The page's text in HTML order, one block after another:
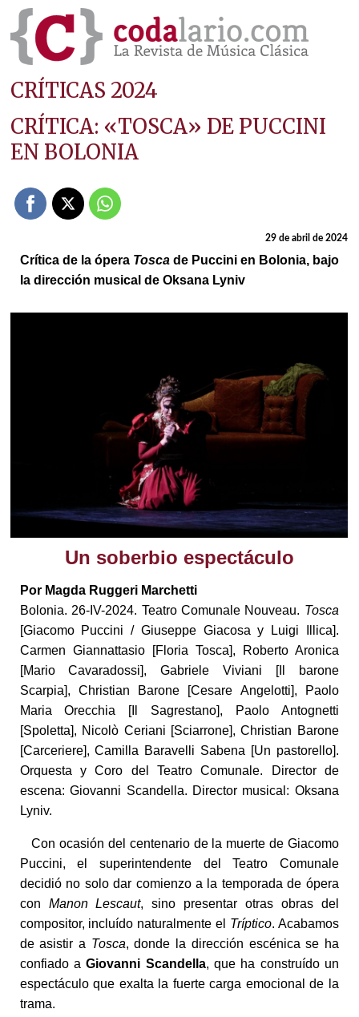
CRÍTICAS 2024
CRÍTICA: «TOSCA» DE PUCCINI
EN BOLONIA
29 de abril de 2024
Crítica de la ópera Toscade Puccini en Bolonia, bajo
la dirección musical de Oksana Lyniv
Un soberbio espectáculo
Por Magda Ruggeri Marchetti
Bolonia. 26-IV-2024. Teatro Comunale Nouveau. Tosca
[Giacomo Puccini / Giuseppe Giacosa y Luigi Illica].
Carmen Giannattasio [Floria Tosca], Roberto Aronica
[Mario Cavaradossi], Gabriele Viviani [Il barone
Scarpia], Christian Barone [Cesare Angelotti], Paolo
Maria Orecchia [Il Sagrestano], Paolo Antognetti
[Spoletta], Nicolò Ceriani [Sciarrone], Christian Barone
[Carceriere], Camilla Baravelli Sabena [Un pastorello].
Orquesta y Coro del Teatro Comunale. Director de
escena: Giovanni Scandella. Director musical: Oksana
Lyniv.
Con ocasión del centenario de la muerte de Giacomo
Puccini, el superintendente del Teatro Comunale
decidió no solo dar comienzo a la temporada de ópera
con Manon Lescaut, sino presentar otras obras del
compositor, incluído naturalmente el Tríptico. Acabamos
de asistir a Tosca, donde la dirección escénica se ha
confiado aGiovanni Scandella, que ha construído un
espectáculo que exalta la fuerte carga emocional de la
trama.